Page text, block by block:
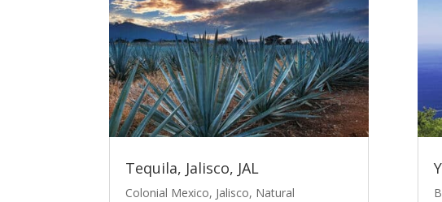
Tequila, Jalisco, JAL
Colonial Mexico, Jalisco, Natural